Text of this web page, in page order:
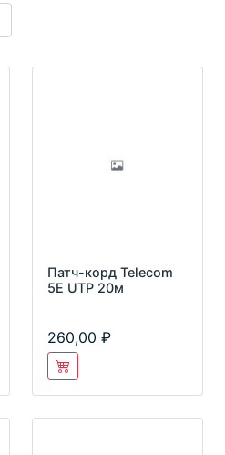
Патч-корд Telecom
5Е UTP 20м
260,00